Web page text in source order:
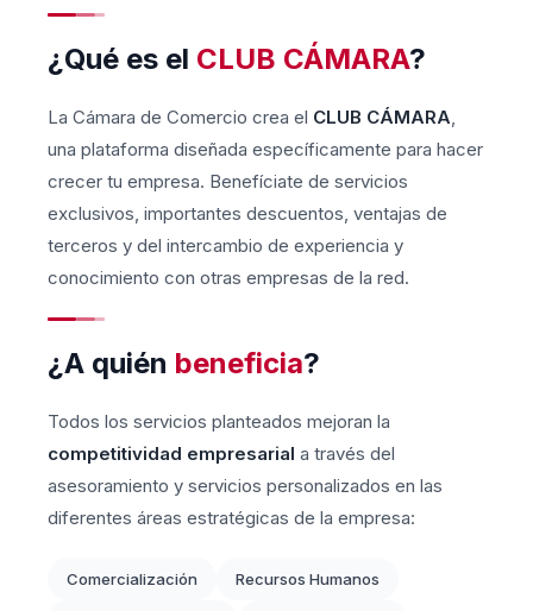
¿Qué es el CLUB CÁMARA?
La Cámara de Comercio crea el CLUB CÁMARA,
una plataforma diseñada específicamente para hacer
crecer tu empresa. Benefíciate de servicios
exclusivos, importantes descuentos, ventajas de
terceros y del intercambio de experiencia y
conocimiento con otras empresas de la red.
¿A quién beneficia?
Todos los servicios planteados mejoran la
competitividad empresarial a través del
asesoramiento y servicios personalizados en las
diferentes áreas estratégicas de la empresa:
Comercialización Recursos Humanos